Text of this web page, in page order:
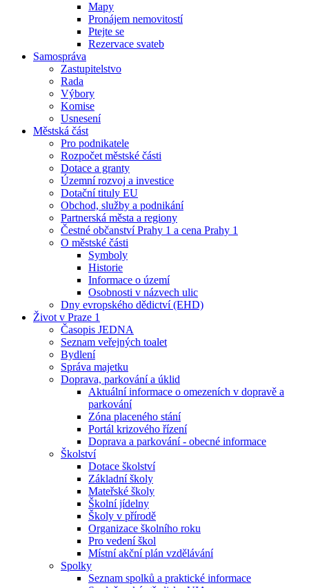
Mapy
Pronájem nemovitostí
Ptejte se
Rezervace svateb
Samospráva
Zastupitelstvo
Rada
Výbory
Komise
Usnesení
Městská část
Pro podnikatele
Rozpočet městské části
Dotace a granty
Územní rozvoj a investice
Dotační tituly EU
Obchod, služby a podnikání
Partnerská města a regiony
Čestné občanství Prahy 1 a cena Prahy 1
O městské části
Symboly
Historie
Informace o území
Osobnosti v názvech ulic
Dny evropského dědictví (EHD)
Život v Praze 1
Časopis JEDNA
Seznam veřejných toalet
Bydlení
Správa majetku
Doprava, parkování a úklid
Aktuální informace o omezeních v dopravě a
parkování
Zóna placeného stání
Portál krizového řízení
Doprava a parkování - obecné informace
Školství
Dotace školství
Základní školy
Mateřské školy
Školní jídelny
Školy v přírodě
Organizace školního roku
Pro vedení škol
Místní akční plán vzdělávání
Spolky
Seznam spolků a praktické informace